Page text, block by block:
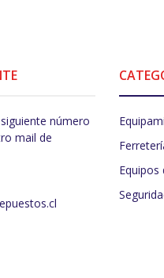
número
mail de
Equipos